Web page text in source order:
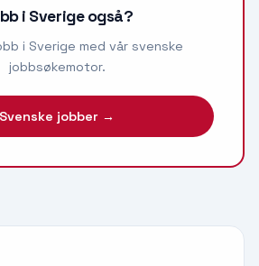
i Sverige også?
i Sverige med vår svenske
jobbsøkemotor.
Svenske jobber →